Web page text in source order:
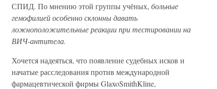
СПИД. По мнению этой группы учёных, больные
гемофилией особенно склонны давать
ложноположительные реакции при тестировании на
ВИЧ-антитела.
Хочется надеяться, что появление судебных исков и
начатые расследования против международной
фармацевтической фирмы GlaxoSmithKline,